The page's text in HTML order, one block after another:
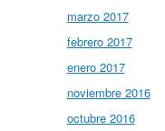
marzo 2017
febrero 2017
enero 2017
noviembre 2016
octubre 2016